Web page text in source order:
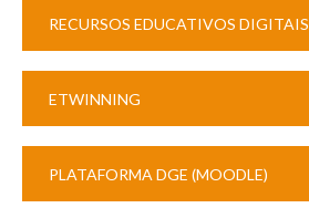
RECURSOS EDUCATIVOS DIGITAIS
ETWINNING
PLATAFORMA DGE (MOODLE)